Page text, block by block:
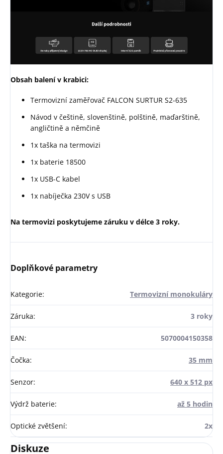
Obsah balení v krabici:
Termovizní zaměřovač FALCON SURTUR S2-635
Návod v češtině, slovenštině, polštině, maďarštině,
angličtině a němčině
1x taška na termovizi
1x baterie 18500
1x USB-C kabel
1x nabíječka 230V s USB
Na termovizi poskytujeme záruku v délce 3 roky.
Doplňkové parametry
Kategorie: Termovizní monokuláry
Záruka: 3 roky
EAN: 5070004150358
Čočka: 35 mm
Senzor: 640 x 512 px
Výdrž baterie: až 5 hodin
Optické zvětšení: 2x
Diskuze